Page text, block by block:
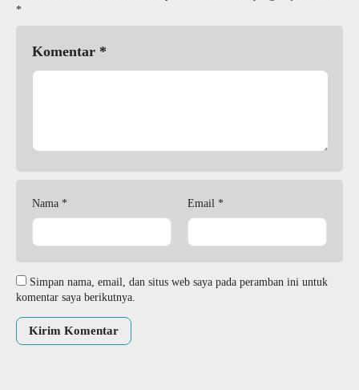
*
Komentar *
Nama * Email *
Simpan nama, email, dan situs web saya pada peramban ini untuk
komentar saya berikutnya.